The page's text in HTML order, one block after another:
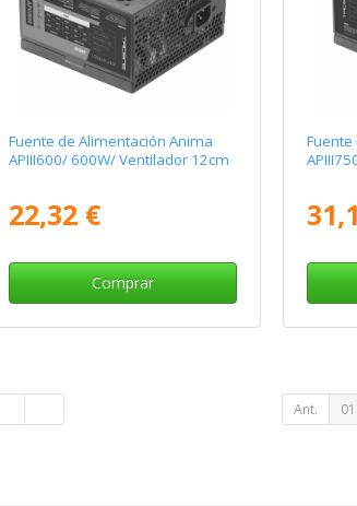
Fuente de Alimentación Anima
APIII600/ 600W/ Ventilador 12cm
22,32 €
Comprar
Ant. 01